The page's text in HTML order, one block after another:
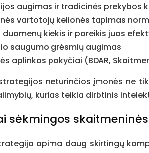
augimas ir tradicinės prekybos
vartotojų kelionės tapimas
kiekis ir poreikis juos
saugumo grėsmių augimas
aplinkos pokyčiai (BDAR,
neturinčios įmonės ne
kurias teikia dirbtinis
sėkmingos
apima daug skirtingų